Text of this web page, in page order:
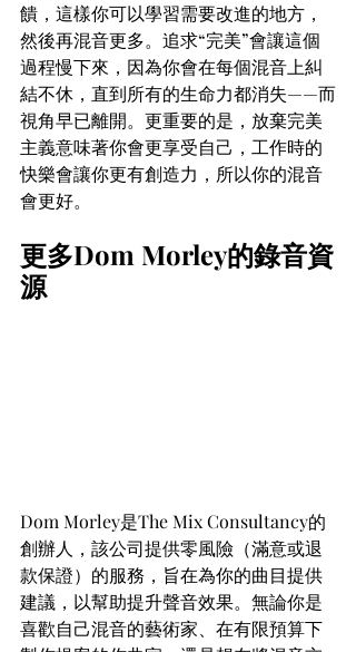
饋，這樣你可以學習需要改進的地方，
然後再混音更多。追求“完美”會讓這個
過程慢下來，因為你會在每個混音上糾
結不休，直到所有的生命力都消失——而
視角早已離開。更重要的是，放棄完美
主義意味著你會更享受自己，工作時的
快樂會讓你更有創造力，所以你的混音
會更好。
更多Dom Morley的錄音資
源
Dom Morley是The Mix Consultancy的
創辦人，該公司提供零風險（滿意或退
款保證）的服務，旨在為你的曲目提供
建議，以幫助提升聲音效果。無論你是
喜歡自己混音的藝術家、在有限預算下